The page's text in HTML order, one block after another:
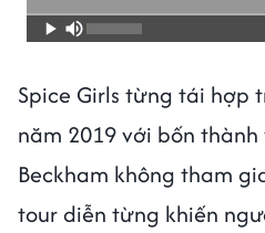
Spice Girls từng tái hợp
năm 2019 với bốn
Beckham không tham
tour diễn từng khiến